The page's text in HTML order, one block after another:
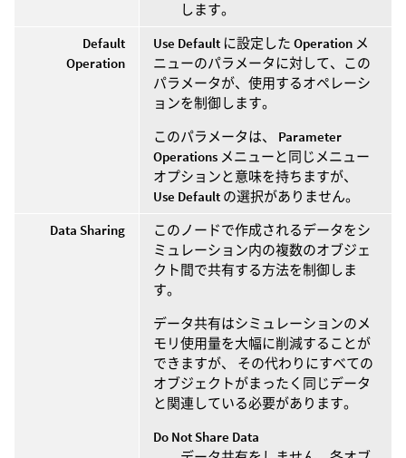
します。
Default
Operation
Use Default に設定した Operation メ
ニューのパラメータに対して、この
パラメータが、使用するオペレーシ
ョンを制御します。
このパラメータは、 Parameter
Operations メニューと同じメニュー
オプションと意味を持ちますが、
Use Default の選択がありません。
Data Sharing
このノードで作成されるデータをシ
ミュレーション内の複数のオブジェ
クト間で共有する方法を制御しま
す。
データ共有はシミュレーションのメ
モリ使用量を大幅に削減することが
できますが、 その代わりにすべての
オブジェクトがまったく同じデータ
と関連している必要があります。
Do Not Share Data